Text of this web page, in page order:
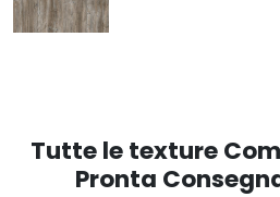
Tutte le texture
Pronta